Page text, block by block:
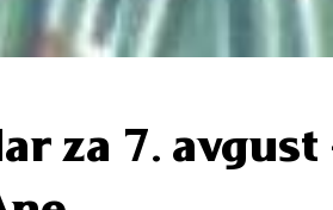
za 7. avgust